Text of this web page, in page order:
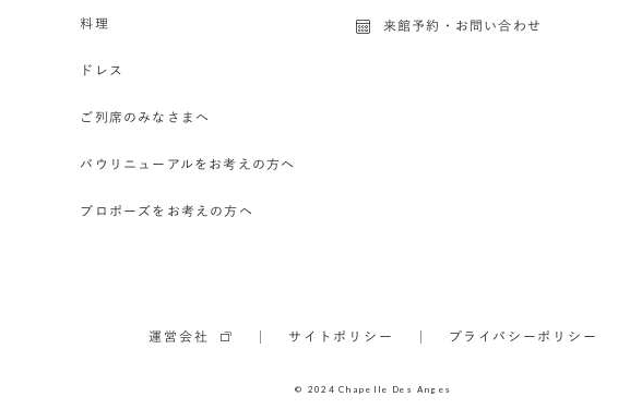
料理
ドレス
ご列席のみなさまへ
バウリニューアルをお考えの方へ
プロポーズをお考えの方へ
来館予約・お問い合わせ
運営会社 サイトポリシー プライバシーポリシー
© 2024 Chapelle Des Anges